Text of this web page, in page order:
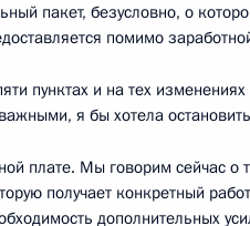
2011 года, пятница
года, 13:00 Санкт-Петербург
пакет, безусловно, о
помимо
пунктах и на тех
я бы хотела
плате. Мы говорим сейчас о
получает конкретный
дополнительных